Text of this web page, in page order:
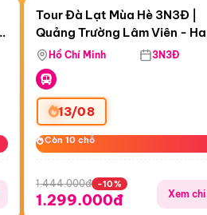
Còn05 ngày 08:03:29
Tour Đà Lạt Mùa Hè 3N3Đ |
Quảng Trường Lâm Viên -
Hill - Puppy Farm
Hồ Chí Minh 3N3Đ
13/08
Còn 10 chỗ
Còn 10 chỗ
1.444.000đ -10%
1.299.000đ Xem